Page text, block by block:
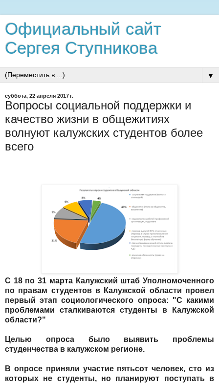
Официальный сайт
Сергея Ступникова
▼
суббота, 22 апреля 2017 г.
Вопросы социальной поддержки и
качество жизни в общежитиях
волнуют калужских студентов более
всего
С 18 по 31 марта Калужский штаб Уполномоченного
по правам студентов в Калужской области провел
первый этап социологического опроса: "С какими
проблемами сталкиваются студенты в Калужской
области?"
Целью опроса было выявить проблемы
студенчества в калужском регионе.
В опросе приняли участие пятьсот человек, сто из
которых не студенты, но планируют поступать в